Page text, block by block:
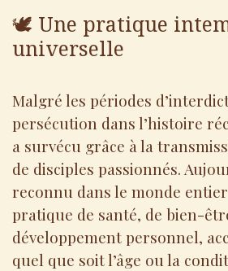
🕊️ Une pratique
universelle
Malgré les périodes
persécution dans l’histoire
a survécu grâce à la
de disciples passionnés.
reconnu dans le monde
pratique de santé, de bien-
développement personnel,
quel que soit l’âge ou la